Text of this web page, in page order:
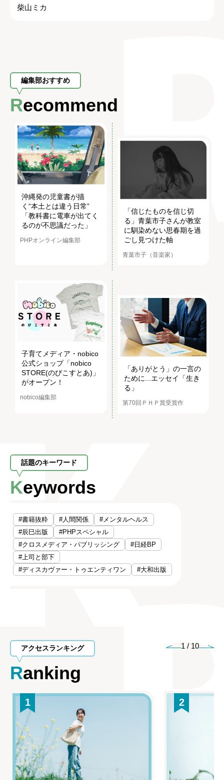
柴山ミカ
編集部おすすめ
Recommend
沖縄発の児童書が描
く“本土とは違う日常”
「教科書に電車が出てく
るのが不思議だった」
PHPオンライン編集部
「信じたものを信じ切
る」青葉市子さんが教室
に馴染めない思春期を過
ごし見つけた軸
青葉市子（音楽家）
子育てメディア・nobico
公式ショップ「nobico
STORE(のびこすとあ)」
がオープン！
nobico編集部
「ありがとう」の一言の
ために...エッセイ「生き
る」
第70回ＰＨＰ賞受賞作
話題のキーワード
Keywords
#書籍抜粋 #人間関係
#メンタルヘルス
#辰巳出版
#PHPスペシャル
#クロスメディア・パブリッシング
#日経BP
#上司と部下
#ディスカヴァー・トゥエンティワン
#大和出版
アクセスランキング
Ranking
1 / 10
1 2